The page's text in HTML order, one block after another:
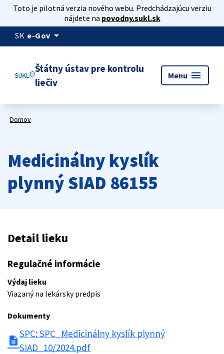
Toto je pilotná verzia nového webu. Predchádzajúcu verziu
nájdete na povodny.sukl.sk
SK e-Gov arrow_drop_down
Štátny ústav pre kontrolu
liečiv
Menu menu
Domov
Medicinálny kyslík
plynný SIAD 86155
Detail lieku
Regulačné informácie
Výdaj lieku
Viazaný na lekársky predpis
Dokumenty
description
SPC: SPC_Medicinálny kyslík plynný
SIAD_10/2024.pdf